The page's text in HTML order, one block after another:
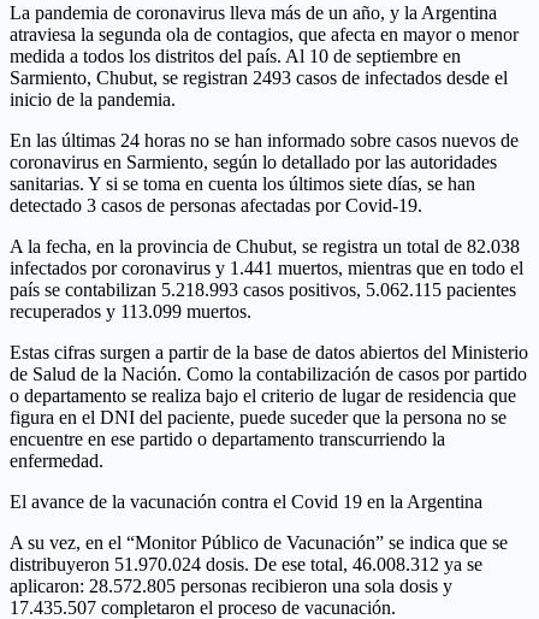
La pandemia de coronavirus lleva más de un año, y la Argentina
atraviesa la segunda ola de contagios, que afecta en mayor o menor
medida a todos los distritos del país. Al 10 de septiembre en
Sarmiento, Chubut, se registran 2493 casos de infectados desde el
inicio de la pandemia.
En las últimas 24 horas no se han informado sobre casos nuevos de
coronavirus en Sarmiento, según lo detallado por las autoridades
sanitarias. Y si se toma en cuenta los últimos siete días, se han
detectado 3 casos de personas afectadas por Covid-19.
A la fecha, en la provincia de Chubut, se registra un total de 82.038
infectados por coronavirus y 1.441 muertos, mientras que en todo el
país se contabilizan 5.218.993 casos positivos, 5.062.115 pacientes
recuperados y 113.099 muertos.
Estas cifras surgen a partir de la base de datos abiertos del Ministerio
de Salud de la Nación. Como la contabilización de casos por partido
o departamento se realiza bajo el criterio de lugar de residencia que
figura en el DNI del paciente, puede suceder que la persona no se
encuentre en ese partido o departamento transcurriendo la
enfermedad.
El avance de la vacunación contra el Covid 19 en la Argentina
A su vez, en el “Monitor Público de Vacunación” se indica que se
distribuyeron 51.970.024 dosis. De ese total, 46.008.312 ya se
aplicaron: 28.572.805 personas recibieron una sola dosis y
17.435.507 completaron el proceso de vacunación.